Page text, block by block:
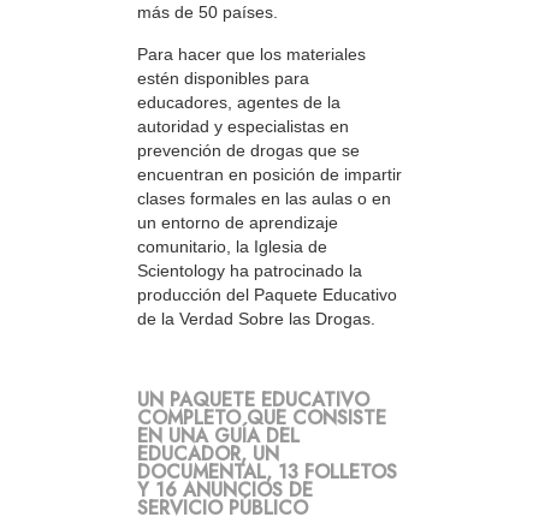
más de 50 países.
Para hacer que los materiales
estén disponibles para
educadores, agentes de la
autoridad y especialistas en
prevención de drogas que se
encuentran en posición de impartir
clases formales en las aulas o en
un entorno de aprendizaje
comunitario, la Iglesia de
Scientology ha patrocinado la
producción del Paquete Educativo
de la Verdad Sobre las Drogas.
UN PAQUETE EDUCATIVO
COMPLETO QUE CONSISTE
EN UNA GUÍA DEL
EDUCADOR, UN
DOCUMENTAL, 13 FOLLETOS
Y 16 ANUNCIOS DE
SERVICIO PÚBLICO